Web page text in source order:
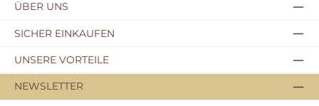
ÜBER UNS
SICHER EINKAUFEN
UNSERE VORTEILE
NEWSLETTER